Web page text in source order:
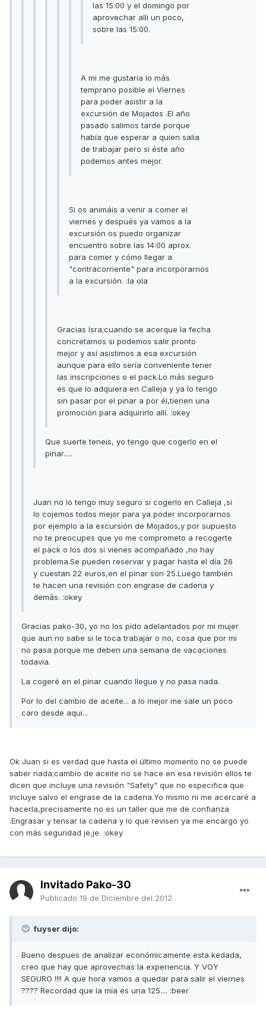
las 15:00 y el domingo por
aprovechar alli un poco,
sobre las 15:00.
A mi me gustaría lo más
temprano posible el Viernes
para poder asistir a la
excursión de Mojados .El año
pasado salimos tarde porque
había que esperar a quien salía
de trabajar pero si éste año
podemos antes mejor.
Si os animáis a venir a comer el
viernes y después ya vamos a la
excursión os puedo organizar
encuentro sobre las 14:00 aprox.
para comer y cómo llegar a
"contracorriente" para incorporarnos
a la excursión. :la ola
Gracias Isra;cuando se acerque la fecha
concretamos si podemos salir pronto
mejor y así asistimos a esa excursión
aunque para ello sería conveniente tener
las inscripciones o el pack.Lo más seguro
es que lo adquiera en Calleja y ya lo tengo
sin pasar por el pinar a por él,tienen una
promoción para adquirirlo allí. :okey
Que suerte teneis, yo tengo que cogerlo en el
pinar.....
Juan no lo tengo muy seguro si cogerlo en Calleja ,si
lo cojemos todos mejor para ya poder incorporarnos
por ejemplo a la excursión de Mojados,y por supuesto
no te preocupes que yo me comprometo a recogerte
el pack o los dos si vienes acompañado ,no hay
problema.Se pueden reservar y pagar hasta el día 26
y cuestan 22 euros,en el pinar son 25.Luego también
te hacen una revisión con engrase de cadena y
demás. :okey
Gracias pako-30, yo no los pido adelantados por mi mujer
que aun no sabe si le toca trabajar o no, cosa que por mi
no pasa porque me deben una semana de vacaciones
todavia.
La cogeré en el pinar cuando llegue y no pasa nada.
Por lo del cambio de aceite... a lo mejor me sale un poco
caro desde aqui...
Ok Juan si es verdad que hasta el último momento no se puede
saber nada;cambio de aceite no se hace en esa revisión ellos te
dicen que incluye una revisión "Safety" que no especifica que
incluye salvo el engrase de la cadena.Yo mismo ni me acercaré a
hacerla,precisamente no es un taller que me de confianza
.Engrasar y tensar la cadena y lo que revisen ya me encargo yo
con más seguridad je,je. :okey
Invitado Pako-30
Publicado 19 de Diciembre del 2012
fuyser dijo:
Bueno despues de analizar económicamente esta kedada,
creo que hay que aprovechas la experiencia. Y VOY
SEGURO !!!! A que hora vamos a quedar para salir el viernes
???? Recordad que la mía es una 125.... :beer